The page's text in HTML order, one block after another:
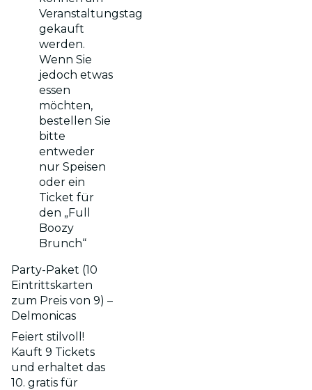
Veranstaltungstag
gekauft
werden.
Wenn Sie
jedoch etwas
essen
möchten,
bestellen Sie
bitte
entweder
nur Speisen
oder ein
Ticket für
den „Full
Boozy
Brunch“
Party-Paket (10
Eintrittskarten
zum Preis von 9) –
Delmonicas
Feiert stilvoll!
Kauft 9 Tickets
und erhaltet das
10. gratis für